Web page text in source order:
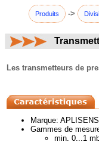
Produits ->
Les transmetteurs de
Marque: APLISENS
Gammes de
min. 0...1